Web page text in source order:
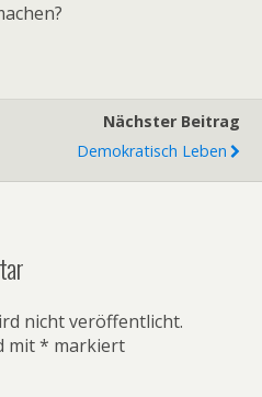
Nächster Beitrag
Demokratisch Leben
nicht veröffentlicht.
mit* markiert